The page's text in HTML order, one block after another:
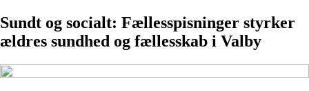
Sundt og socialt: Fællesspisninger styrker
ældres sundhed og fællesskab i Valby